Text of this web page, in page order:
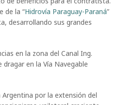
de la “Hidrovía Paraguay-Paraná”
desarrollando sus grandes
en la zona del Canal Ing.
en la Vía Navegable
por la extensión del